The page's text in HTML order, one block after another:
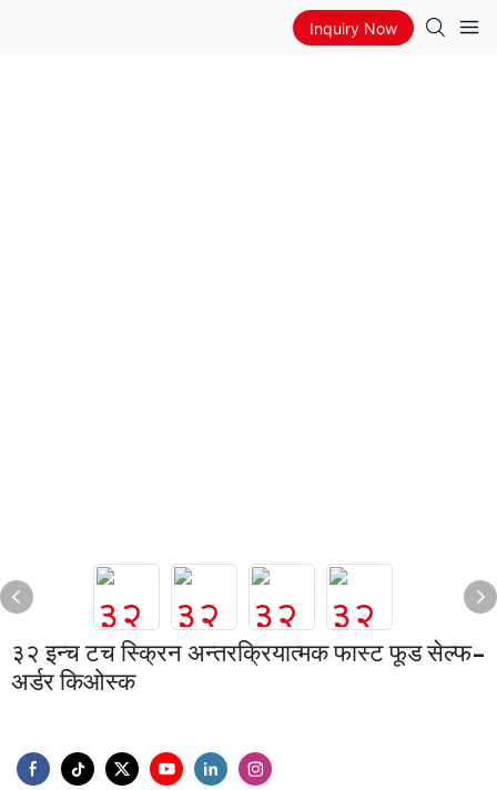
Inquiry Now
३२ इन्च टच स्क्रिन अन्तरक्रियात्मक फास्ट फूड सेल्फ-
अर्डर किओस्क